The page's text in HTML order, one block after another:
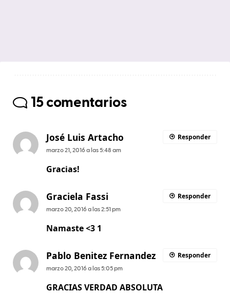
15 comentarios
José Luis Artacho
marzo 21, 2016 a las 5:48 am
Gracias!
Responder
Graciela Fassi
marzo 20, 2016 a las 2:51 pm
Namaste <3 1
Responder
Pablo Benitez Fernandez
marzo 20, 2016 a las 5:05 pm
GRACIAS VERDAD ABSOLUTA
Responder